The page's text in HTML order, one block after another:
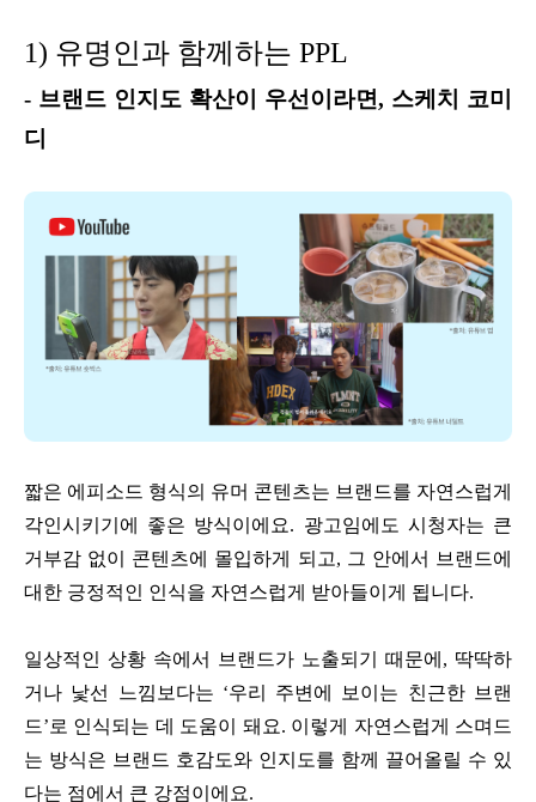
1) 유명인과 함께하는 PPL
- 브랜드 인지도 확산이 우선이라면, 스케치 코미
디
짧은 에피소드 형식의 유머 콘텐츠는 브랜드를 자연스럽게
각인시키기에 좋은 방식이에요. 광고임에도 시청자는 큰
거부감 없이 콘텐츠에 몰입하게 되고, 그 안에서 브랜드에
대한 긍정적인 인식을 자연스럽게 받아들이게 됩니다.
일상적인 상황 속에서 브랜드가 노출되기 때문에, 딱딱하
거나 낯선 느낌보다는 ‘우리 주변에 보이는 친근한 브랜
드’로 인식되는 데 도움이 돼요. 이렇게 자연스럽게 스며드
는 방식은 브랜드 호감도와 인지도를 함께 끌어올릴 수 있
다는 점에서 큰 강점이에요.